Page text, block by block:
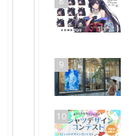
9
10